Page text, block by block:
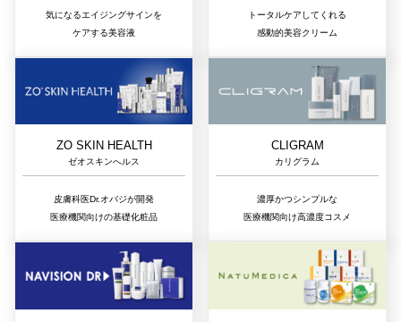
気になるエイジングサインを
ケアする美容液
トータルケアしてくれる
感動的美容クリーム
ZO SKIN HEALTH
ゼオスキンへルス
皮膚科医Dr.オバジが開発
医療機関向けの基礎化粧品
CLIGRAM
カリグラム
濃厚かつシンプルな
医療機関向け高濃度コスメ